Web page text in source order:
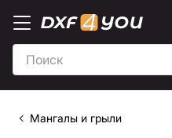
Мангалы и грыли